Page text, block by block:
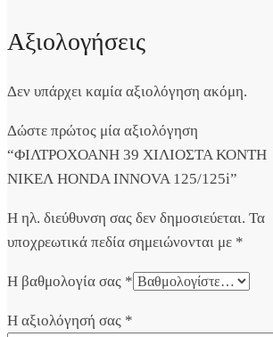
Αξιολογήσεις
Δεν υπάρχει καμία αξιολόγηση ακόμη.
Δώστε πρώτος μία αξιολόγηση
“ΦΙΛΤΡΟΧΟΑΝΗ 39 ΧΙΛΙΟΣΤΑ ΚΟΝΤΗ
ΝΙΚΕΛ HONDA INNOVA 125/125i”
Η ηλ. διεύθυνση σας δεν δημοσιεύεται. Τα
υποχρεωτικά πεδία σημειώνονται με *
Η βαθμολογία σας *
Η αξιολόγησή σας *